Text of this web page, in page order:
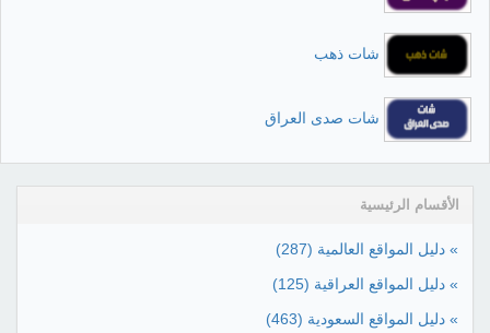
شات ذهب
شات صدى العراق
الأقسام الرئيسية
» دليل المواقع العالمية (287)
» دليل المواقع العراقية (125)
» دليل المواقع السعودية (463)